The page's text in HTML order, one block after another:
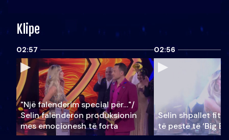
Klipe
02:57
"Një falenderim special për…"/
Selin falënderon produksionin
mes emocionesh të forta
02:56
Selin shpallet
të pestë të ‘Big